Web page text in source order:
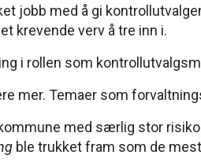
jobb med å gi
krevende verv å tre inn i.
i rollen som
mer. Temaer som
med særlig stor
ble trukket fram som de